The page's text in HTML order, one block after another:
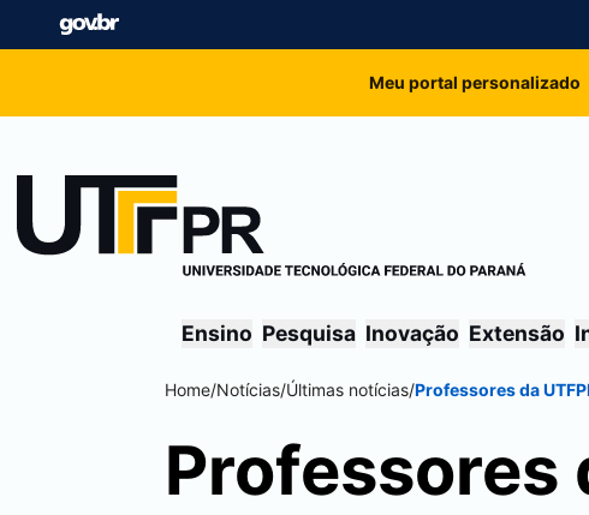
Meu portal personalizado
Ensino Pesquisa Inovação Extensão
Home/Notícias/Últimas notícias/Professores da
Professores